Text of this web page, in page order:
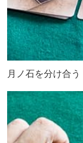
月ノ石を分け合う